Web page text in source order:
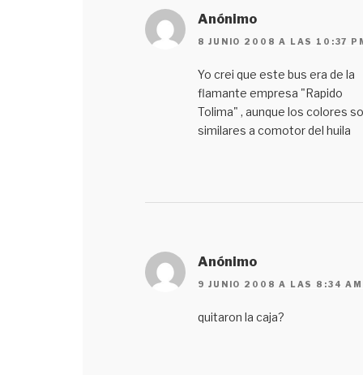
Anónimo
8 JUNIO 2008 A LAS 10:37
Yo crei que este bus era de la
flamante empresa "Rapido
Tolima" , aunque los colores
similares a comotor del huila
Anónimo
9 JUNIO 2008 A LAS 8:34 AM
quitaron la caja?